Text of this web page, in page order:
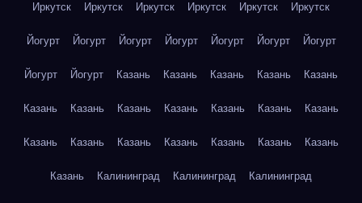
Иркутск Иркутск Иркутск Иркутск Иркутск Иркутск
Йогурт Йогурт Йогурт Йогурт Йогурт Йогурт Йогурт
Йогурт Йогурт Казань Казань Казань Казань Казань
Казань Казань Казань Казань Казань Казань Казань
Казань Казань Казань Казань Казань Казань Казань
Казань Калининград Калининград Калининград